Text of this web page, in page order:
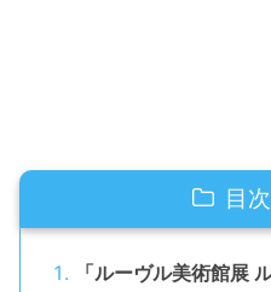
目次
「ルーヴル美術館展